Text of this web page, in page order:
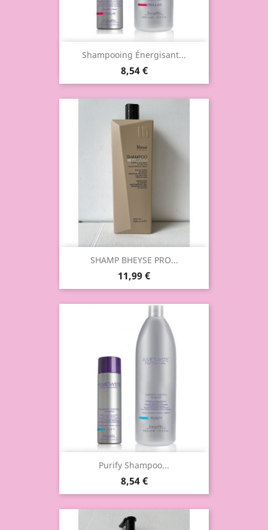
Shampooing Énergisant...
8,54 €
SHAMP BHEYSE PRO...
11,99 €
Purify Shampoo...
8,54 €